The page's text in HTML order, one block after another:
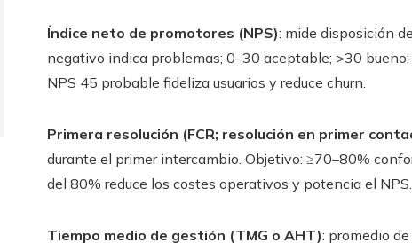
Índice neto de promotores (NPS): mide disposición
negativo indica problemas; 0–30 aceptable; >30
NPS 45 probable fideliza usuarios y reduce churn.
Primera resolución (FCR; resolución en primer
durante el primer intercambio. Objetivo: ≥70–80%
del 80% reduce los costes operativos y potencia el NPS.
Tiempo medio de gestión (TMG o AHT): promedio